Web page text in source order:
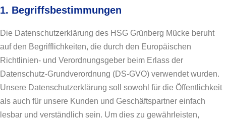
1. Begriffsbestimmungen
Die Datenschutzerklärung des HSG Grünberg Mücke beruht
auf den Begrifflichkeiten, die durch den Europäischen
Richtlinien- und Verordnungsgeber beim Erlass der
Datenschutz-Grundverordnung (DS-GVO) verwendet wurden.
Unsere Datenschutzerklärung soll sowohl für die Öffentlichkeit
als auch für unsere Kunden und Geschäftspartner einfach
lesbar und verständlich sein. Um dies zu gewährleisten,